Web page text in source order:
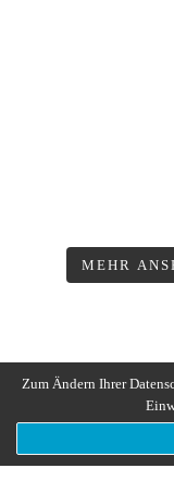
MEHR
Zum Ändern Ihrer